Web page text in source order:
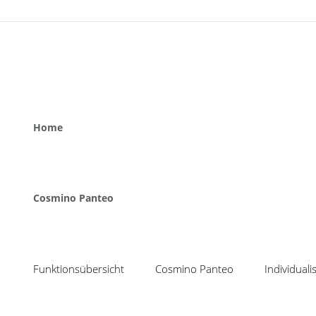
Home
Cosmino Panteo
Funktionsübersicht Cosmino Panteo